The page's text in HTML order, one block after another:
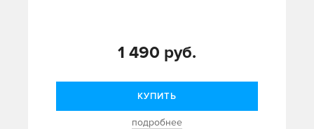
1 490 руб.
КУПИТЬ
подробнее